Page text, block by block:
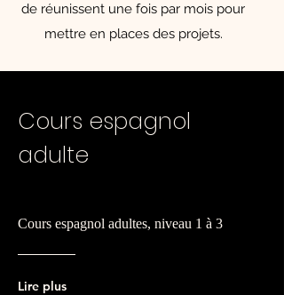
de réunissent une fois par mois pour
mettre en places des projets.​
Cours espagnol
adulte
Cours espagnol adultes, niveau 1 à 3
Lire plus